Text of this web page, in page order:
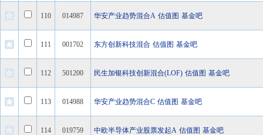
110 014987 华安产业趋势混合A 估值图 基金吧
111 001702 东方创新科技混合 估值图 基金吧
112 501200 民生加银科技创新混合(LOF) 估值图 基金吧
113 014988 华安产业趋势混合C 估值图 基金吧
114 019759 中欧半导体产业股票发起A 估值图 基金吧